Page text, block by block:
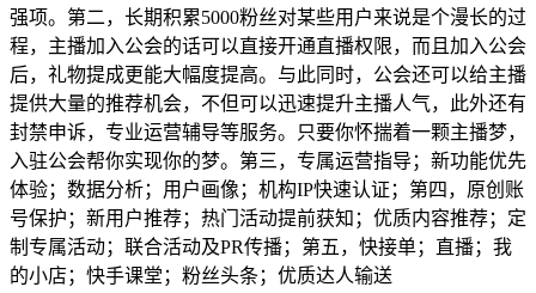
强项。第二，长期积累5000粉丝对某些用户来说是个漫长的过
程，主播加入公会的话可以直接开通直播权限，而且加入公会
后，礼物提成更能大幅度提高。与此同时，公会还可以给主播
提供大量的推荐机会，不但可以迅速提升主播人气，此外还有
封禁申诉，专业运营辅导等服务。只要你怀揣着一颗主播梦，
入驻公会帮你实现你的梦。第三，专属运营指导；新功能优先
体验；数据分析；用户画像；机构IP快速认证；第四，原创账
号保护；新用户推荐；热门活动提前获知；优质内容推荐；定
制专属活动；联合活动及PR传播；第五，快接单；直播；我
的小店；快手课堂；粉丝头条；优质达人输送